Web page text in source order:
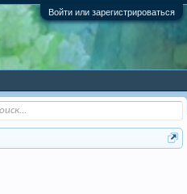
Войти или зарегистрироваться